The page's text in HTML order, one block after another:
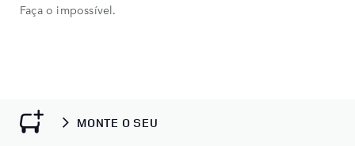
Faça o impossível.
MONTE O SEU